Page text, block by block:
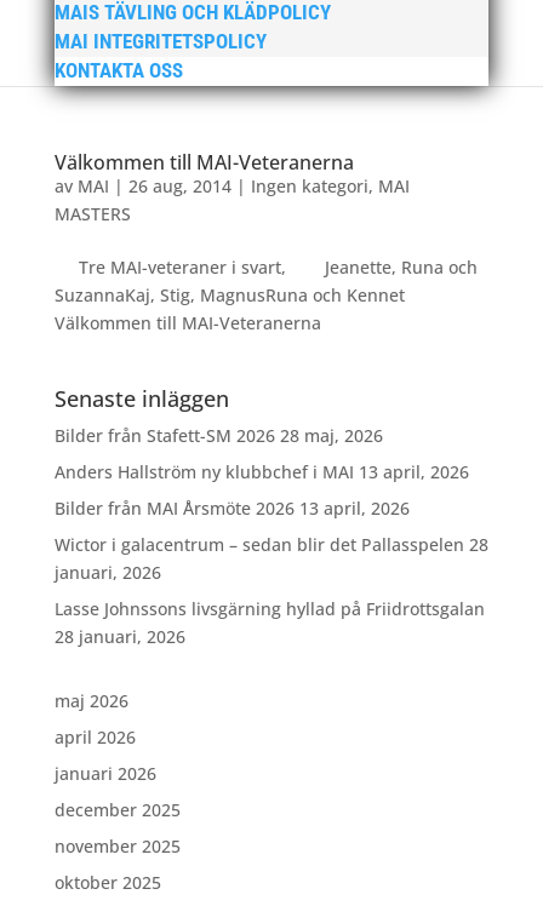
MAIS TÄVLING OCH KLÄDPOLICY
MAI INTEGRITETSPOLICY
KONTAKTA OSS
Välkommen till MAI-Veteranerna
av MAI | 26 aug, 2014| Ingen kategori, MAI
MASTERS
Tre MAI-veteraner i svart, Jeanette, Runa och
SuzannaKaj, Stig, MagnusRuna och Kennet
Välkommen till MAI-Veteranerna
Senaste inläggen
Bilder från Stafett-SM 2026 28 maj, 2026
Anders Hallström ny klubbchef i MAI 13 april, 2026
Bilder från MAI Årsmöte 2026 13 april, 2026
Wictor i galacentrum – sedan blir det Pallasspelen 28
januari, 2026
Lasse Johnssons livsgärning hyllad på Friidrottsgalan
28 januari, 2026
maj 2026
april 2026
januari 2026
december 2025
november 2025
oktober 2025